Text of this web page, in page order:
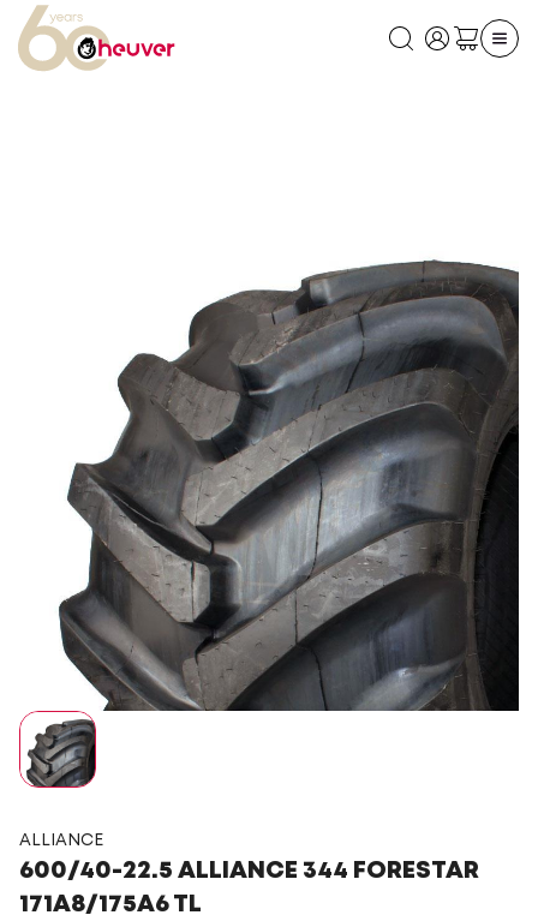
ALLIANCE
600/40-22.5 ALLIANCE 344 FORESTAR
171A8/175A6 TL